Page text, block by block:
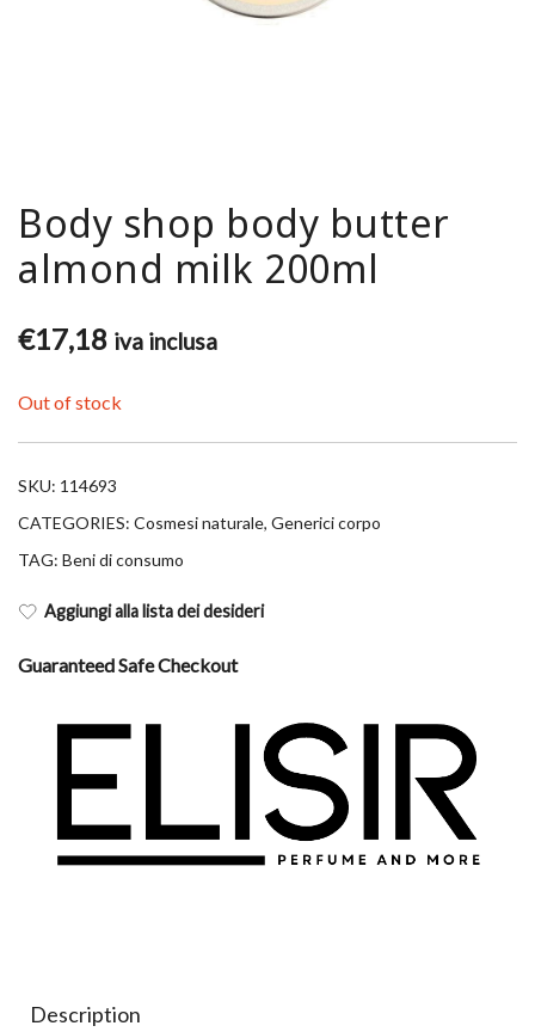
Body shop body butter
almond milk 200ml
€17,18 iva inclusa
Out of stock
SKU: 114693
CATEGORIES: Cosmesi naturale, Generici corpo
TAG: Beni di consumo
Aggiungi alla lista dei desideri
Guaranteed Safe Checkout
Description